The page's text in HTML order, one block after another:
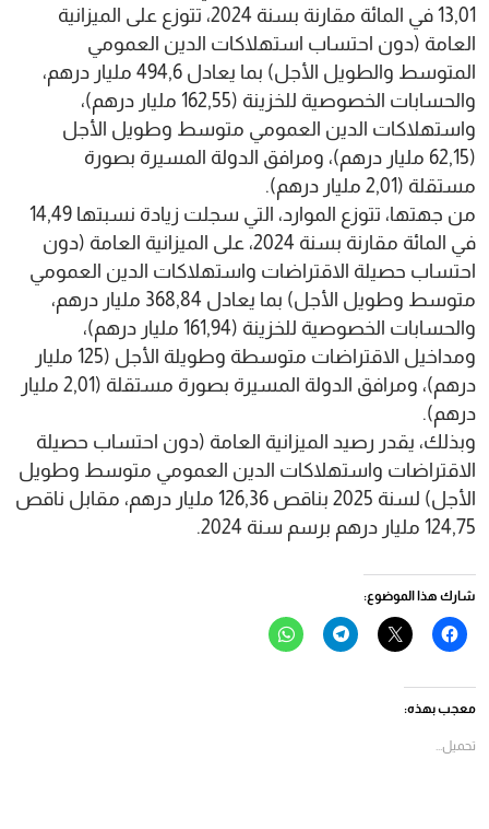
13,01 في المائة مقارنة بسنة 2024، تتوزع على الميزانية
العامة (دون احتساب استهلاكات الدين العمومي
المتوسط والطويل الأجل) بما يعادل 494,6 مليار درهم،
والحسابات الخصوصية للخزينة (162,55 مليار درهم)،
واستهلاكات الدين العمومي متوسط وطويل الأجل
(62,15 مليار درهم)، ومرافق الدولة المسيرة بصورة
مستقلة (2,01 مليار درهم).
من جهتها، تتوزع الموارد، التي سجلت زيادة نسبتها 14,49
في المائة مقارنة بسنة 2024، على الميزانية العامة (دون
احتساب حصيلة الاقتراضات واستهلاكات الدين العمومي
متوسط وطويل الأجل) بما يعادل 368,84 مليار درهم،
والحسابات الخصوصية للخزينة (161,94 مليار درهم)،
ومداخيل الاقتراضات متوسطة وطويلة الأجل (125 مليار
درهم)، ومرافق الدولة المسيرة بصورة مستقلة (2,01 مليار
درهم).
وبذلك، يقدر رصيد الميزانية العامة (دون احتساب حصيلة
الاقتراضات واستهلاكات الدين العمومي متوسط وطويل
الأجل) لسنة 2025 بناقص 126,36 مليار درهم، مقابل ناقص
124,75 مليار درهم برسم سنة 2024.
شارك هذا الموضوع:
انقر
للمشاركة
(فتح
في
نافذة
النقر
للمشاركة
انقر
للمشاركة
انقر
للمشاركة
معجب بهذه:
تحميل...